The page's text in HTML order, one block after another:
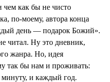
как бы не чисто
по-моему, автора конца
день — подарок Божий».
читал. Ну это дневник,
жанра. Но, идея
так бы нам и проживать:
и каждый год.